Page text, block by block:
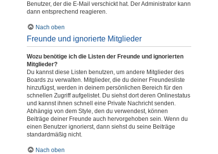
Benutzer, der die E-Mail verschickt hat. Der Administrator kann
dann entsprechend reagieren.
Nach oben
Freunde und ignorierte Mitglieder
Wozu benötige ich die Listen der Freunde und ignorierten
Mitglieder?
Du kannst diese Listen benutzen, um andere Mitglieder des
Boards zu verwalten. Mitglieder, die du deiner Freundesliste
hinzufügst, werden in deinem persönlichen Bereich für den
schnellen Zugriff aufgelistet. Du siehst dort deren Onlinestatus
und kannst ihnen schnell eine Private Nachricht senden.
Abhängig von dem Style, den du verwendest, können
Beiträge deiner Freunde auch hervorgehoben sein. Wenn du
einen Benutzer ignorierst, dann siehst du seine Beiträge
standardmäßig nicht.
Nach oben